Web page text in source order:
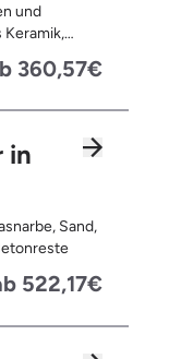
und
Keramik,
360,57€
in
Sand,
522,17€